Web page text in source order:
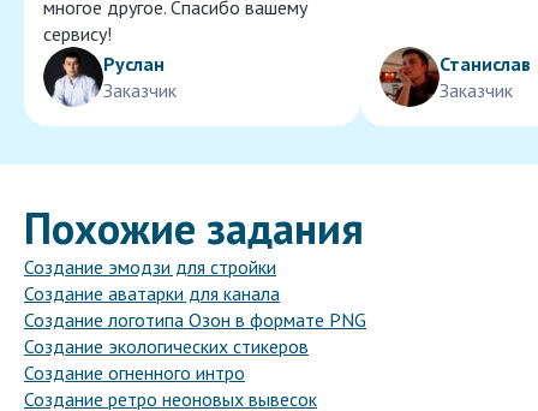
многое другое. Спасибо вашему
сервису!
Руслан
Заказчик
Станислав
Заказчик
Похожие задания
Создание эмодзи для стройки
Создание аватарки для канала
Создание логотипа Озон в формате PNG
Создание экологических стикеров
Создание огненного интро
Создание ретро неоновых вывесок